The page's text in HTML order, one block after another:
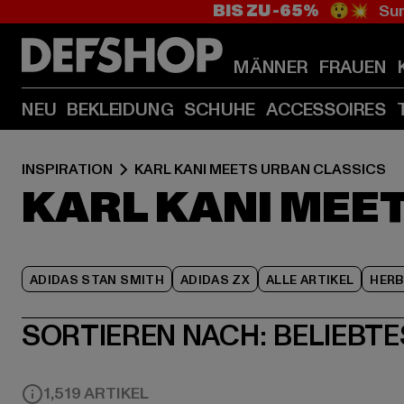
BIS ZU -65% 😲💥
MÄNNER FRAUEN
NEU BEKLEIDUNG SCHUHE ACCESSOIRES
INSPIRATION KARL KANI MEETS URBAN CLASSICS
KARL KANI
ADIDAS STAN SMITH ADIDAS ZX ALLE ARTIKEL
SORTIEREN NACH:
1,519 ARTIKEL